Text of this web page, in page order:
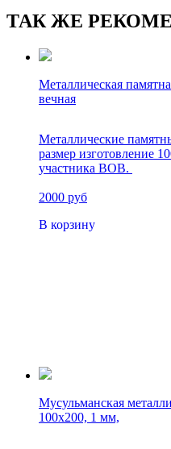
ТАК ЖЕ
Металлическая
вечная
Металлические
размер изготовление
участника ВОВ.
2000 руб
В корзину
Мусульманская
100х200, 1 мм,